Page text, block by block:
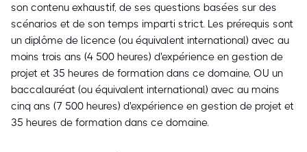
son contenu exhaustif, de ses questions basées sur des
scénarios et de son temps imparti strict. Les prérequis sont
un diplôme de licence (ou équivalent international) avec au
moins trois ans (4 500 heures) d'expérience en gestion de
projet et 35 heures de formation dans ce domaine, OU un
baccalauréat (ou équivalent international) avec au moins
cinq ans (7 500 heures) d'expérience en gestion de projet et
35 heures de formation dans ce domaine.